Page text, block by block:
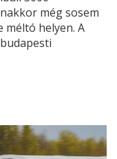
még sosem
méltó helyen. A